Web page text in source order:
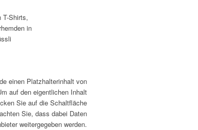
einen Platzhalterinhalt von
auf den eigentlichen Inhalt
Sie auf die Schaltfläche
Sie, dass dabei Daten
weitergegeben werden.